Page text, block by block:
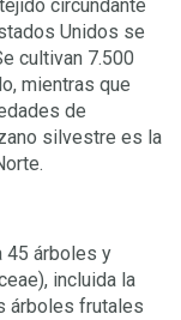
circundante
Unidos se
cultivan 7.500
mientras que
de
silvestre es la
45 árboles y
incluida la
árboles frutales